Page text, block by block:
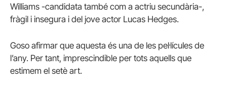
Williams -candidata també com a actriu secundària-,
fràgil i insegura i del jove actor Lucas Hedges.
Goso afirmar que aquesta és una de les pel·lícules de
l’any. Per tant, imprescindible per tots aquells que
estimem el setè art.